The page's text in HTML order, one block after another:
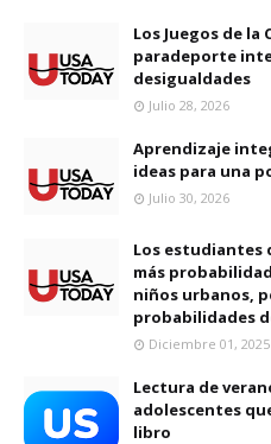
Los Juegos de
paradeporte
desigualdades
Julio 28, 2026
Aprendizaje
ideas para una
Julio 30, 2026
Los estudiantes
más
niños urbanos,
probabilidades
Diciembre 01, 2025
Lectura de
adolescentes
libro